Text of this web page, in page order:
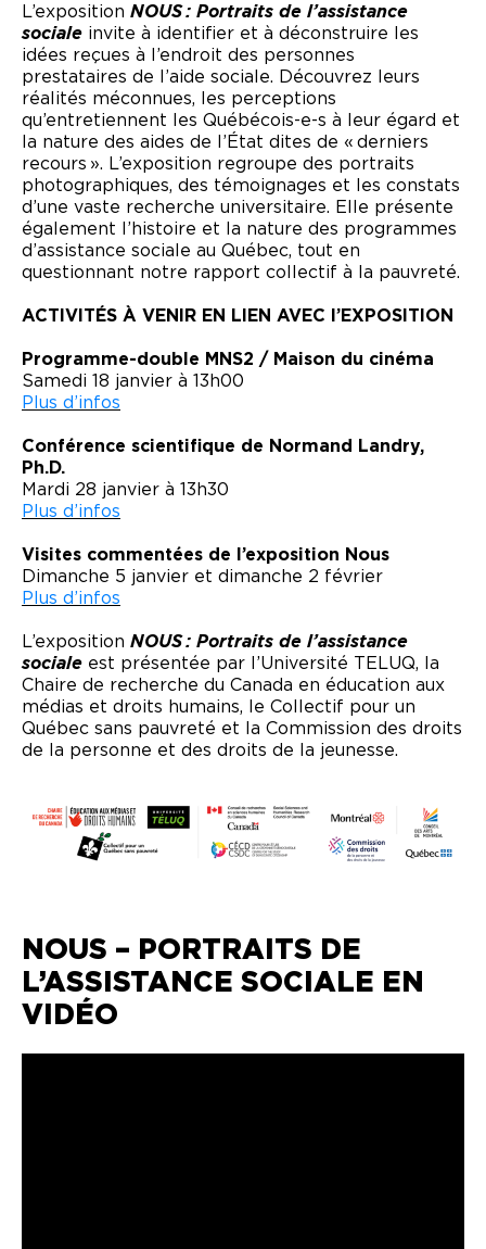
L’exposition NOUS : Portraits de l’assistance
sociale invite à identifier et à déconstruire les
idées reçues à l’endroit des personnes
prestataires de l’aide sociale. Découvrez leurs
réalités méconnues, les perceptions
qu’entretiennent les Québécois-e-s à leur égard et
la nature des aides de l’État dites de « derniers
recours ». L’exposition regroupe des portraits
photographiques, des témoignages et les constats
d’une vaste recherche universitaire. Elle présente
également l’histoire et la nature des programmes
d’assistance sociale au Québec, tout en
questionnant notre rapport collectif à la pauvreté.
ACTIVITÉS À VENIR EN LIEN AVEC l’EXPOSITION
Programme-double MNS2 / Maison du cinéma
Samedi 18 janvier à 13h00
Plus d’infos
Conférence scientifique de Normand Landry,
Ph.D.
Mardi 28 janvier à 13h30
Plus d’infos
Visites commentées de l’exposition Nous
Dimanche 5 janvier et dimanche 2 février
Plus d’infos
L’exposition NOUS : Portraits de l’assistance
sociale est présentée par l’Université TELUQ, la
Chaire de recherche du Canada en éducation aux
médias et droits humains, le Collectif pour un
Québec sans pauvreté et la Commission des droits
de la personne et des droits de la jeunesse.
NOUS – PORTRAITS DE
L’ASSISTANCE SOCIALE EN
VIDÉO